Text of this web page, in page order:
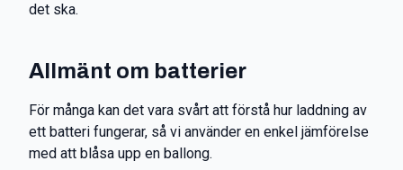
det ska.
Allmänt om batterier
För många kan det vara svårt att förstå hur laddning av
ett batteri fungerar, så vi använder en enkel jämförelse
med att blåsa upp en ballong.